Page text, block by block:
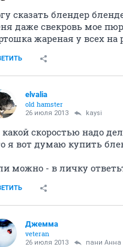
сказать блендер
даже свекровь мое
жареная у всех на
elvalia
old hamster
26 июля 2013 kaysi
какой скоростью надо
я вот думаю купить
можно - в личку
Джемма
veteran
26 июля 2013 пани Анна